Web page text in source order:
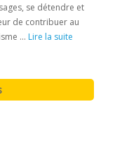
se détendre et
de contribuer au
... Lire la suite